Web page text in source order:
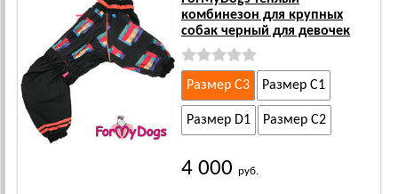
комбинезон для крупных
собак черный для девочек
Размер C3 Размер C1
Размер D1 Размер C2
4 000 руб.